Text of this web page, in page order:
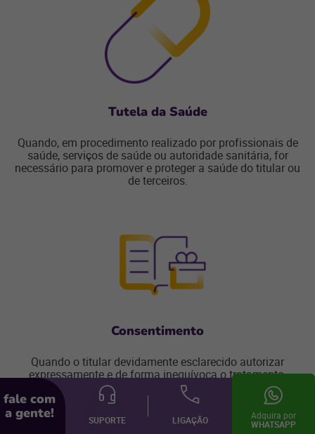
Tutela da Saúde
Quando, em procedimento realizado por profissionais de
saúde, serviços de saúde ou autoridade sanitária, for
necessário para promover e proteger a saúde do titular ou
de terceiros.
Consentimento
Quando o titular devidamente esclarecido autorizar
expressamente e de forma inequívoca o tratamento.
fale com
a gente!
SUPORTE LIGAÇÃO
Adquira por
WHATSAPP